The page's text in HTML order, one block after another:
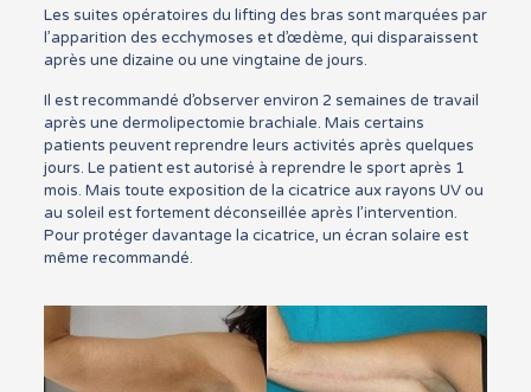
Les suites opératoires du lifting des bras sont marquées par
l’apparition des ecchymoses et d’œdème, qui disparaissent
après une dizaine ou une vingtaine de jours.
Il est recommandé d’observer environ 2 semaines de travail
après une dermolipectomie brachiale. Mais certains
patients peuvent reprendre leurs activités après quelques
jours. Le patient est autorisé à reprendre le sport après 1
mois. Mais toute exposition de la cicatrice aux rayons UV ou
au soleil est fortement déconseillée après l’intervention.
Pour protéger davantage la cicatrice, un écran solaire est
même recommandé.